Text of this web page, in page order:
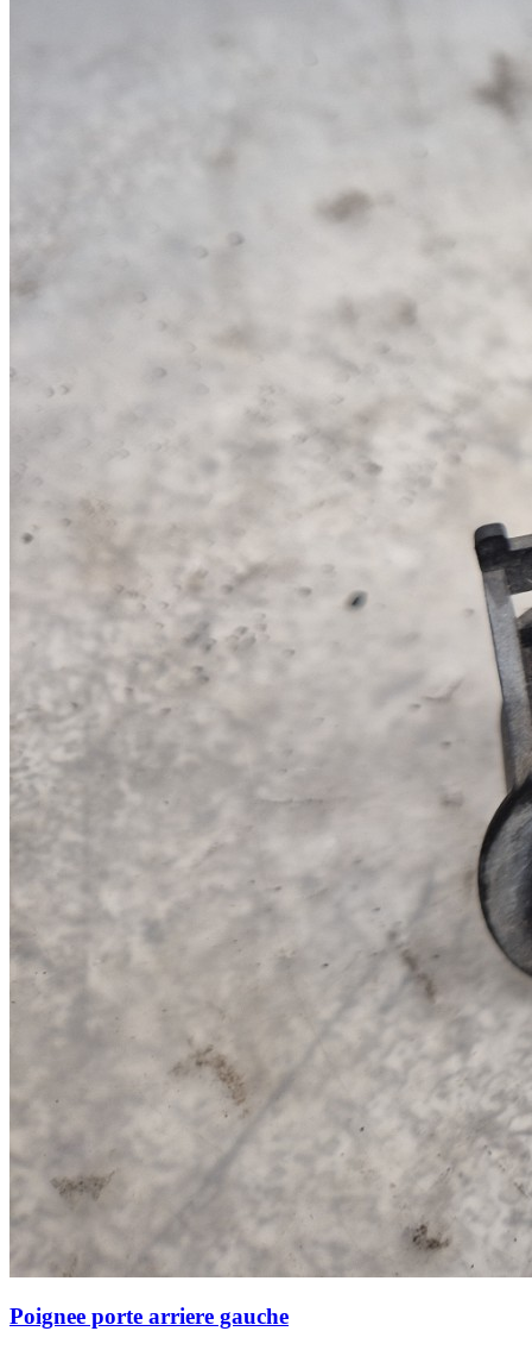
Poignee porte arriere gauche